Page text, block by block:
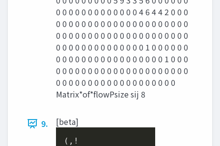
0 0 0 0 0 0 0 0 0 0 0 0 0 4 6 4 4 2 0 0 0
0 0 0 0 0 0 0 0 0 0 0 0 0 0 0 0 0 0 0 0 0
0 0 0 0 0 0 0 0 0 0 0 0 0 0 0 0 0 0 0 0 0
0 0 0 0 0 0 0 0 0 0 0 0 0 0 1 0 0 0 0 0 0
0 0 0 0 0 0 0 0 0 0 0 0 0 0 0 0 0 1 0 0 0
0 0 0 0 0 0 0 0 0 0 0 0 0 0 0 0 0 0 0 0 0
0 0 0 0 0 0 0 0 0 0 0 0 0 0 0 0 0 0 0
Matrix*of*ﬂowPsize sij 8
9. [beta]
(,!